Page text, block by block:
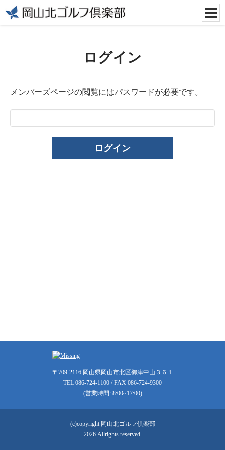
ログイン
メンバーズページの閲覧にはパスワードが必要です。
〒709-2116 岡山県岡山市北区御津中山３６１
TEL 086-724-1100 / FAX 086-724-9300
(営業時間: 8:00~17:00)
(c)copyright 岡山北ゴルフ倶楽部
2026 Allrights reserved.